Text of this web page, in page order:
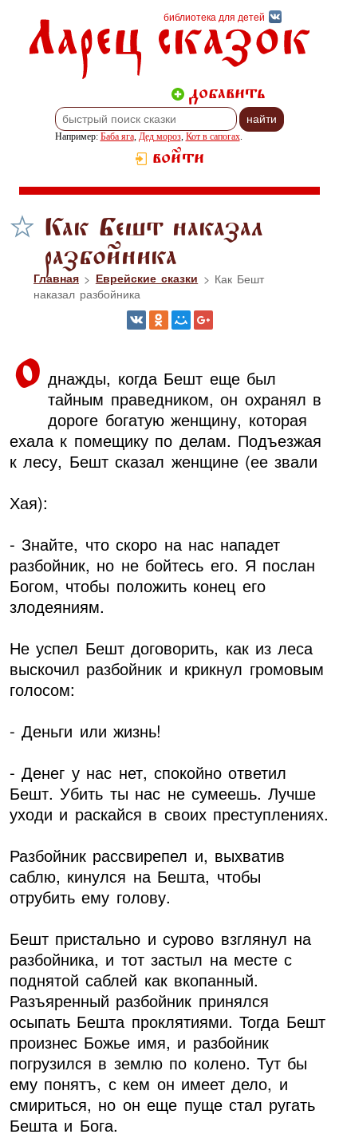
библиотека для детей
Ларец сказок
добавить
Например: Баба яга, Дед мороз, Кот в сапогах.
войти
Как Бешт наказал
разбойника
Главная > Еврейские сказки > Как Бешт
наказал разбойника
О днажды, когда Бешт еще был
тайным праведником, он охранял в
дороге богатую женщину, которая
ехала к помещику по делам. Подъезжая
к лесу, Бешт сказал женщине (ее звали
Хая):
- Знайте, что скоро на нас нападет
разбойник, но не бойтесь его. Я послан
Богом, чтобы положить конец его
злодеяниям.
Не успел Бешт договорить, как из леса
выскочил разбойник и крикнул громовым
голосом:
- Деньги или жизнь!
- Денег у нас нет, спокойно ответил
Бешт. Убить ты нас не сумеешь. Лучше
уходи и раскайся в своих преступлениях.
Разбойник рассвирепел и, выхватив
саблю, кинулся на Бешта, чтобы
отрубить ему голову.
Бешт пристально и сурово взглянул на
разбойника, и тот застыл на месте с
поднятой саблей как вкопанный.
Разъяренный разбойник принялся
осыпать Бешта проклятиями. Тогда Бешт
произнес Божье имя, и разбойник
погрузился в землю по колено. Тут бы
ему понятъ, с кем он имеет дело, и
смириться, но он еще пуще стал ругать
Бешта и Бога.